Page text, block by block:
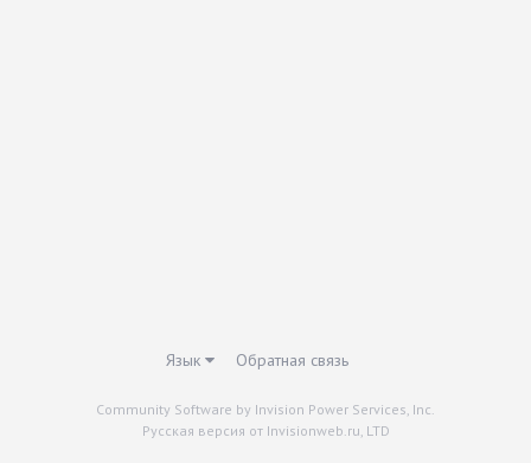
Язык Обратная связь
Community Software by Invision Power Services, Inc.
Русская версия от Invisionweb.ru, LTD